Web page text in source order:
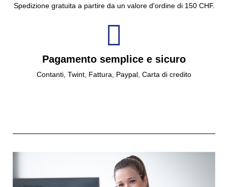
Spedizione gratuita a partire da un valore d'ordine di 150 CHF.
Pagamento semplice e sicuro
Contanti, Twint, Fattura, Paypal, Carta di credito